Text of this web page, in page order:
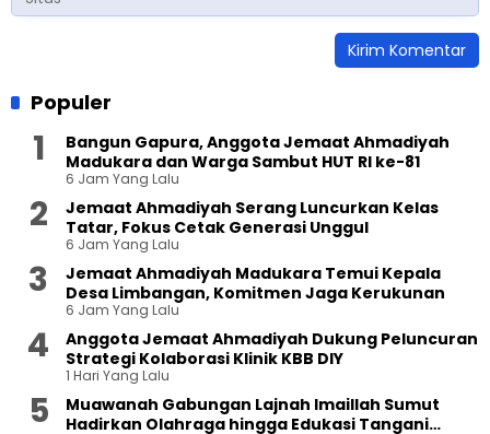
Populer
Bangun Gapura, Anggota Jemaat Ahmadiyah
Madukara dan Warga Sambut HUT RI ke-81
6 Jam Yang Lalu
Jemaat Ahmadiyah Serang Luncurkan Kelas
Tatar, Fokus Cetak Generasi Unggul
6 Jam Yang Lalu
Jemaat Ahmadiyah Madukara Temui Kepala
Desa Limbangan, Komitmen Jaga Kerukunan
6 Jam Yang Lalu
Anggota Jemaat Ahmadiyah Dukung Peluncuran
Strategi Kolaborasi Klinik KBB DIY
1 Hari Yang Lalu
Muawanah Gabungan Lajnah Imaillah Sumut
Hadirkan Olahraga hingga Edukasi Tangani